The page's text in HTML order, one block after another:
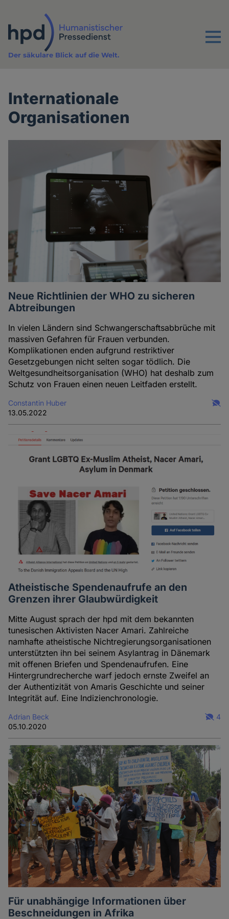
Inhalt
Menu
Der säkulare Blick auf die Welt.
Internationale
Organisationen
Neue Richtlinien der WHO zu sicheren
Abtreibungen
In vielen Ländern sind Schwangerschaftsabbrüche mit
massiven Gefahren für Frauen verbunden.
Komplikationen enden aufgrund restriktiver
Gesetzgebungen nicht selten sogar tödlich. Die
Weltgesundheitsorganisation (WHO) hat deshalb zum
Schutz von Frauen einen neuen Leitfaden erstellt.
Constantin Huber
13.05.2022
Atheistische Spendenaufrufe an den
Grenzen ihrer Glaubwürdigkeit
Mitte August sprach der hpd mit dem bekannten
tunesischen Aktivisten Nacer Amari. Zahlreiche
namhafte atheistische Nichtregierungsorganisationen
unterstützten ihn bei seinem Asylantrag in Dänemark
mit offenen Briefen und Spendenaufrufen. Eine
Hintergrundrecherche warf jedoch ernste Zweifel an
der Authentizität von Amaris Geschichte und seiner
Integrität auf. Eine Indizienchronologie.
Adrian Beck
05.10.2020
4
Für unabhängige Informationen über
Beschneidungen in Afrika